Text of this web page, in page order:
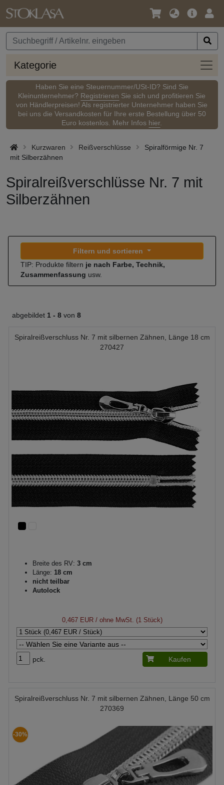
Sprache
Währung
Kategorie
Haben Sie eine Steuernummer/USt-ID? Sind Sie
Kleinunternehmer? Registrieren Sie sich und profitieren Sie
von Händlerpreisen! Als registrierter Unternehmer haben Sie
bei uns die Versandkosten für Ihre erste Bestellung über 50
Euro kostenlos. Mehr Infos hier.
Kurzwaren Reißverschlüsse
Spiralförmige Nr. 7
mit Silberzähnen
Spiralreißverschlüsse Nr. 7 mit
Silberzähnen
Filtern und sortieren
TIP: Produkte filtern je nach Farbe, Technik,
Zusammenfassung usw.
abgebildet 1 - 8 von 8
Spiralreißverschluss Nr. 7 mit silbernen Zähnen, Länge 18 cm
270427
Breite des RV: 3 cm
Länge: 18 cm
nicht teilbar
Autolock
0,467 EUR/ ohne MwSt. (1 Stück)
pck. Kaufen
Spiralreißverschluss Nr. 7 mit silbernen Zähnen, Länge 50 cm
270369
-30%